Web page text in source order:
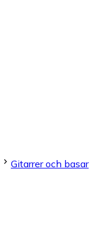
Gitarrer och basar